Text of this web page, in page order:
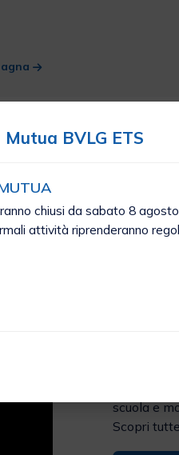
rete fatta
una rete
insieme
scuola e
Scopri
BVLG ETS
chiusi da sabato 8
attività riprenderanno